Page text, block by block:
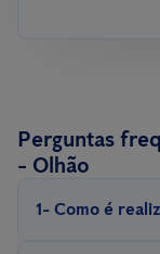
Perguntas
- Olhão
1- Como é